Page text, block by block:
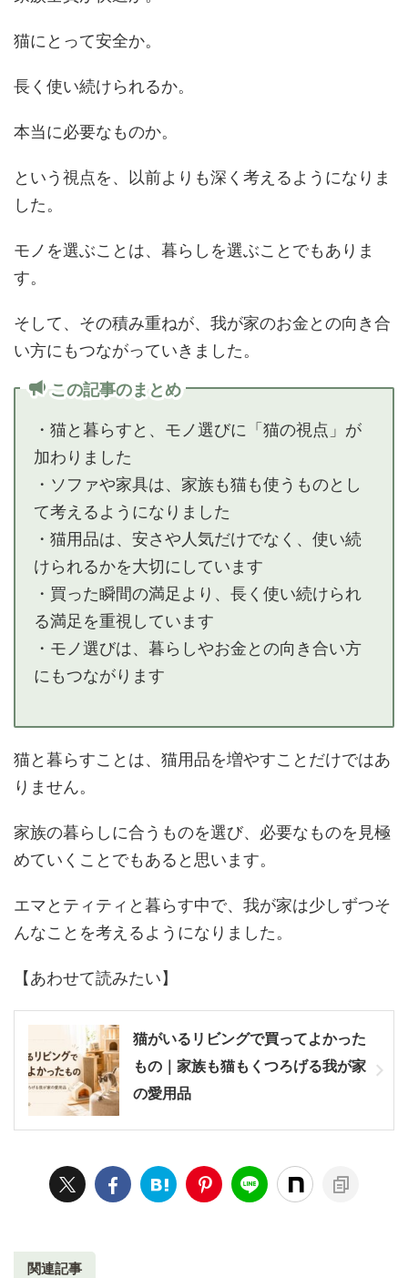
猫にとって安全か。
長く使い続けられるか。
本当に必要なものか。
という視点を、以前よりも深く考えるようになりま
した。
モノを選ぶことは、暮らしを選ぶことでもありま
す。
そして、その積み重ねが、我が家のお金との向き合
い方にもつながっていきました。
この記事のまとめ
・猫と暮らすと、モノ選びに「猫の視点」が
加わりました
・ソファや家具は、家族も猫も使うものとし
て考えるようになりました
・猫用品は、安さや人気だけでなく、使い続
けられるかを大切にしています
・買った瞬間の満足より、長く使い続けられ
る満足を重視しています
・モノ選びは、暮らしやお金との向き合い方
にもつながります
猫と暮らすことは、猫用品を増やすことだけではあ
りません。
家族の暮らしに合うものを選び、必要なものを見極
めていくことでもあると思います。
エマとティティと暮らす中で、我が家は少しずつそ
んなことを考えるようになりました。
【あわせて読みたい】
猫がいるリビングで買ってよかった
もの｜家族も猫もくつろげる我が家
の愛用品
関連記事